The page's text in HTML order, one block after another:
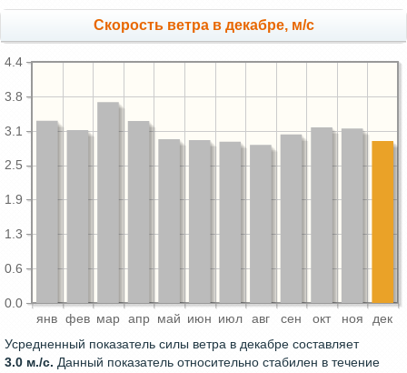
Скорость ветра в декабре, м/с
янв фев мар апр май июн июл авг сен окт ноя дек
0.0
0.6
1.3
1.9
2.5
3.1
3.8
4.4
Усредненный показатель силы ветра в декабре составляет
3.0 м./с. Данный показатель относительно стабилен в течение